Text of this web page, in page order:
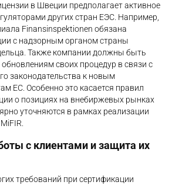
в Швеции предполагает активное
других стран ЕЭС. Например,
Finansinspektionen обязана
с надзорным органом страны
Также компании должны быть
своих процедур в связи с
законодательства к новым
ЕС. Особенно это касается правил
о позициях на внебиржевых рынках
уточняются в рамках реализации
с клиентами и защита их
требований при сертификации